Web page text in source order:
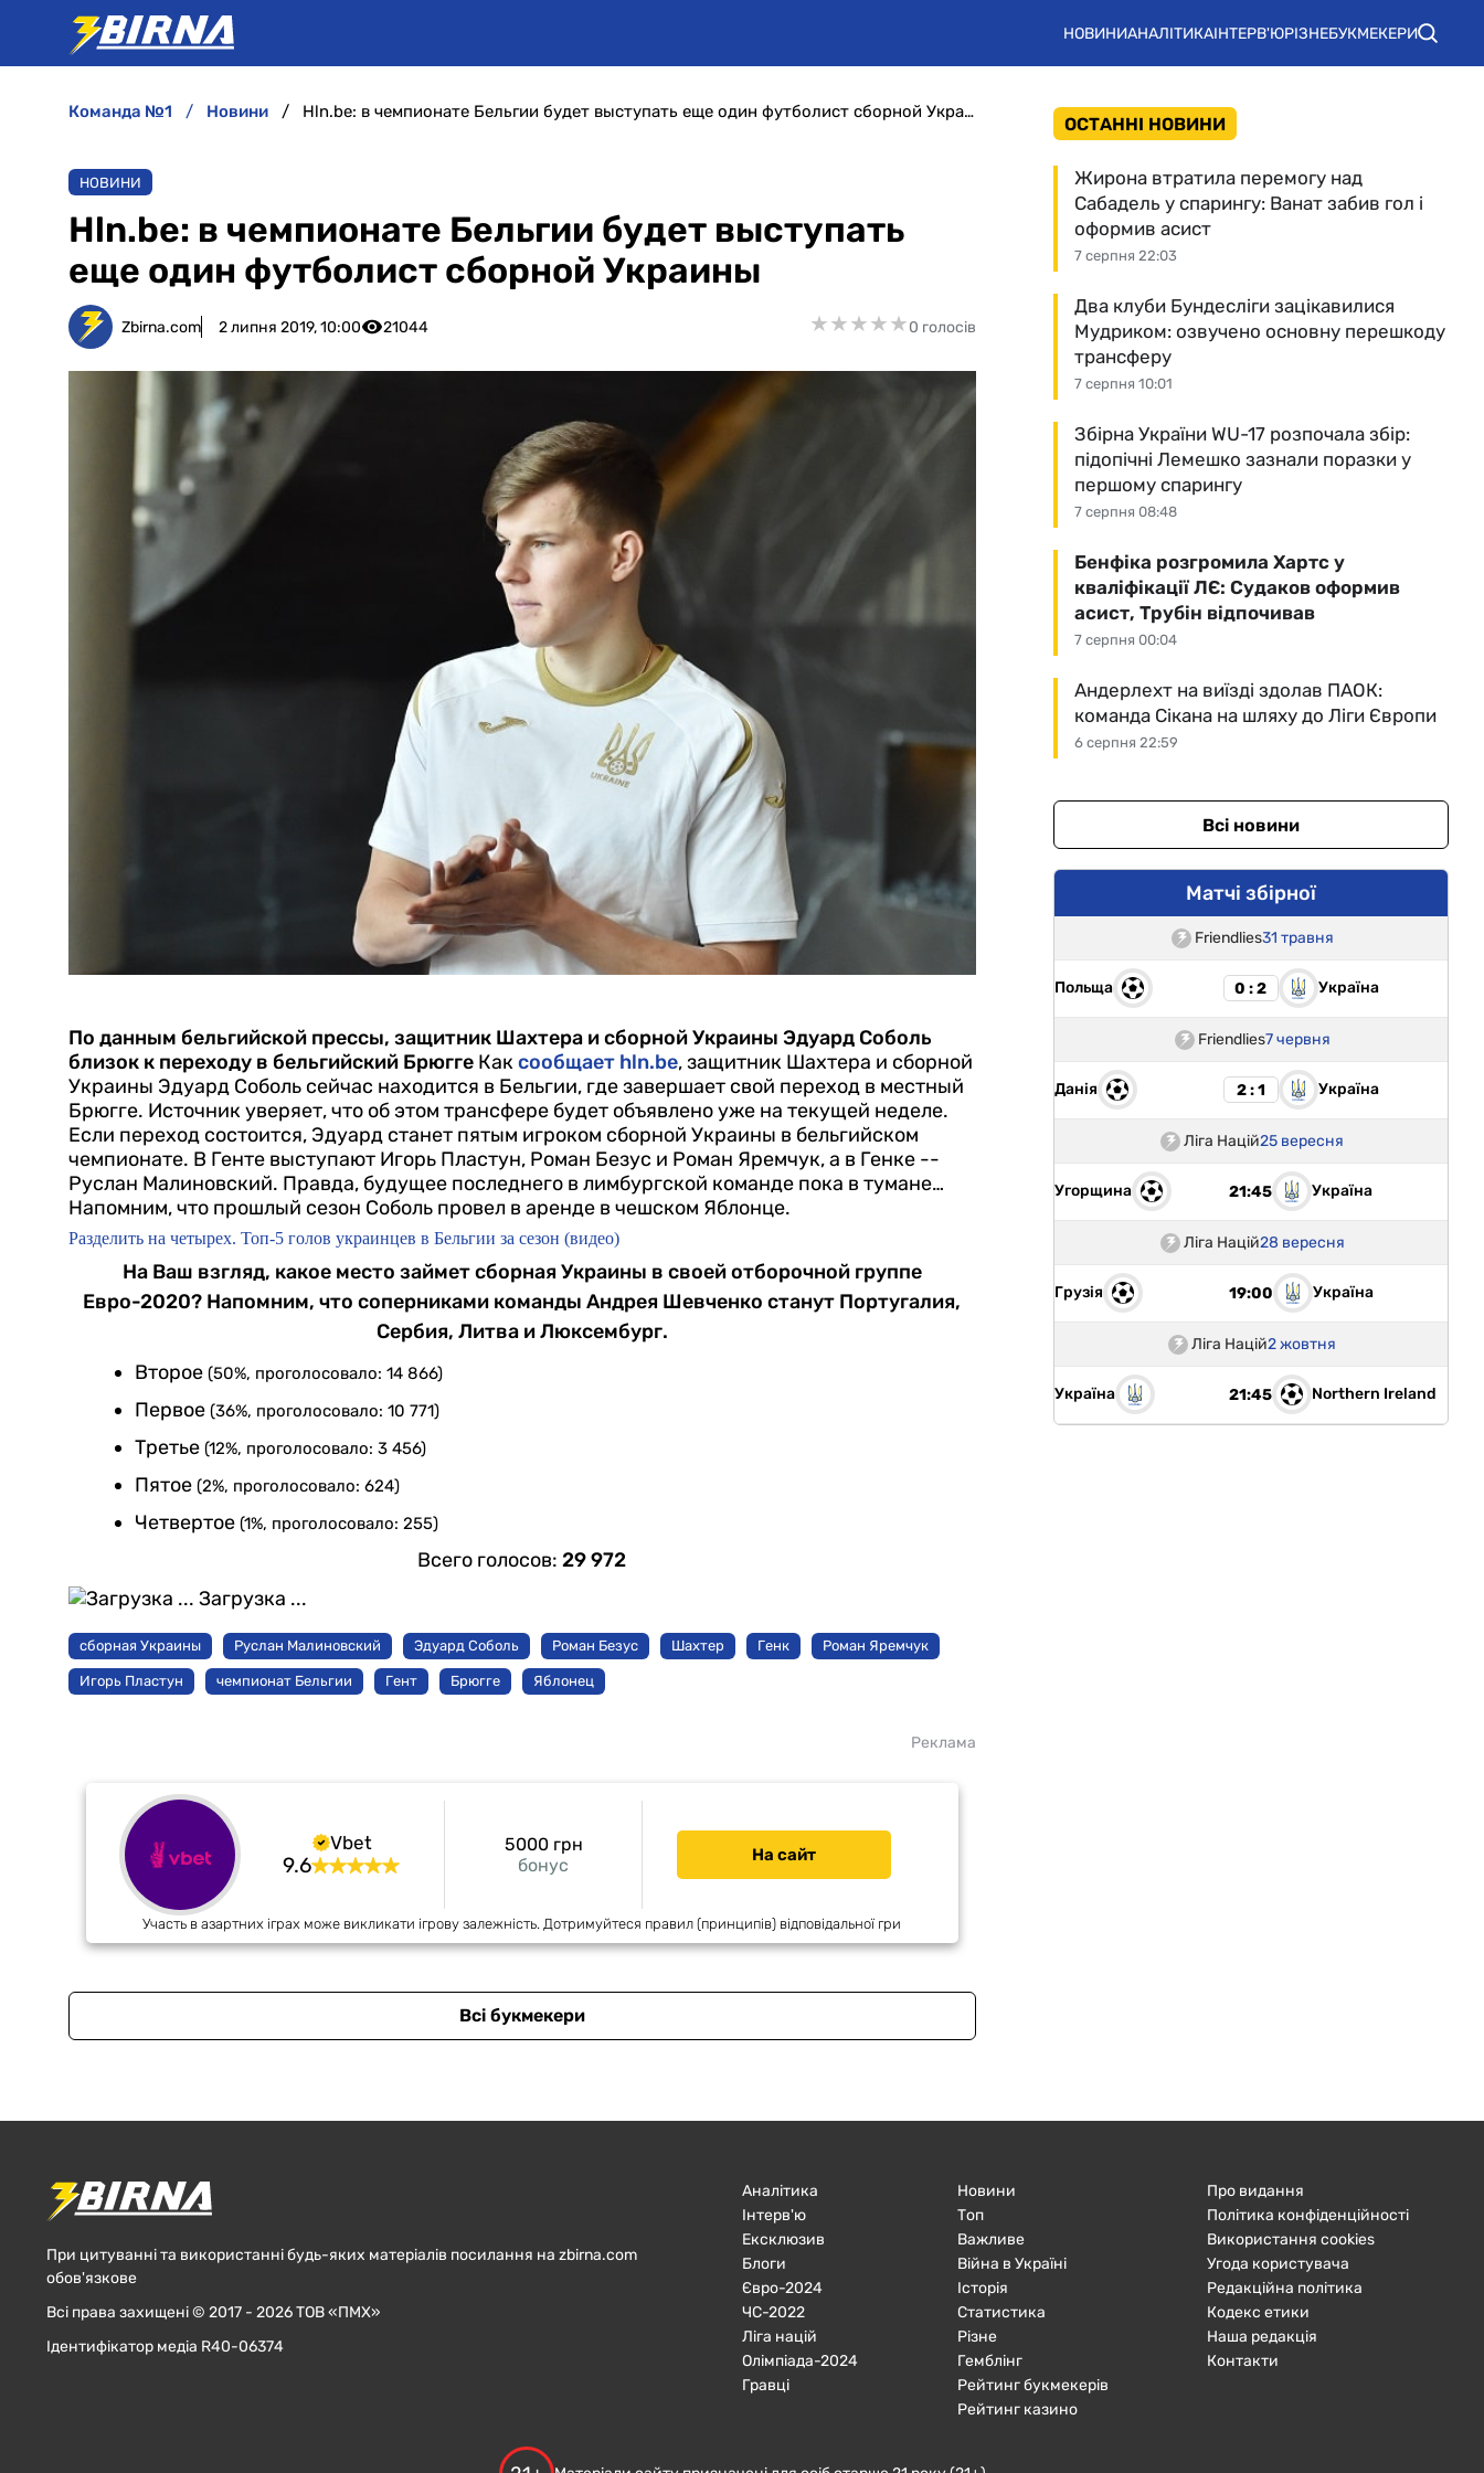
НОВИНИАНАЛІТИКАІНТЕРВ'ЮРІЗНЕБУКМЕКЕРИ
команда №1 новини Hln.be: в чемпионате Бельгии будет выступать еще один футболист сборной Украины
НОВИНИ
Hln.be: в чемпионате Бельгии будет выступать
еще один футболист сборной Украины
Zbirna.com 2 липня 2019, 10:00 21044 ★★★★★
★★★★★0 голосів
По данным бельгийской прессы, защитник Шахтера и сборной Украины Эдуард Соболь
близок к переходу в бельгийский Брюгге Каксообщает hln.be, защитник Шахтера и сборной
Украины Эдуард Соболь сейчас находится в Бельгии, где завершает свой переход в местный
Брюгге. Источник уверяет, что об этом трансфере будет объявлено уже на текущей неделе.
Если переход состоится, Эдуард станет пятым игроком сборной Украины в бельгийском
чемпионате. В Генте выступают Игорь Пластун, Роман Безус и Роман Яремчук, а в Генке --
Руслан Малиновский. Правда, будущее последнего в лимбургской команде пока в тумане…
Напомним, что прошлый сезон Соболь провел в аренде в чешском Яблонце.
Разделить на четырех. Топ-5 голов украинцев в Бельгии за сезон (видео)
На Ваш взгляд, какое место займет сборная Украины в своей отборочной группе
Евро-2020? Напомним, что соперниками команды Андрея Шевченко станут Португалия,
Сербия, Литва и Люксембург.
Второе (50%, проголосовало: 14 866)
Первое (36%, проголосовало: 10 771)
Третье (12%, проголосовало: 3 456)
Пятое (2%, проголосовало: 624)
Четвертое (1%, проголосовало: 255)
Всего голосов:29 972
Загрузка ...
сборная Украины Руслан Малиновский Эдуард Соболь Роман Безус Шахтер Генк Роман Яремчук
Игорь Пластун чемпионат Бельгии Гент Брюгге Яблонец
Реклама
Vbet
9.6 бонус
5000 грн На сайт
Участь в азартних іграх може викликати ігрову залежність. Дотримуйтеся правил (принципів) відповідальної гри
Всі букмекери
ОСТАННІ НОВИНИ
7 серпня 22:03
Жирона втратила перемогу над
Сабадель у спарингу: Ванат забив гол і
оформив асист
7 серпня 10:01
Два клуби Бундесліги зацікавилися
Мудриком: озвучено основну перешкоду
трансферу
7 серпня 08:48
Збірна України WU-17 розпочала збір:
підопічні Лемешко зазнали поразки у
першому спарингу
7 серпня 00:04
Бенфіка розгромила Хартс у
кваліфікації ЛЄ: Судаков оформив
асист, Трубін відпочивав
6 серпня 22:59
Андерлехт на виїзді здолав ПАОК:
команда Сікана на шляху до Ліги Європи
Всі новини
Матчі збірної
Friendlies31 травня
Польща 0 : 2 Україна
Friendlies7 червня
Данія 2 : 1 Україна
Ліга Націй25 вересня
Угорщина 21:45 Україна
Ліга Націй28 вересня
Грузія 19:00 Україна
Ліга Націй2 жовтня
Україна 21:45 Northern Ireland
При цитуванні та використанні будь-яких матеріалів посилання на zbirna.com
обов'язкове
Всі права захищені © 2017 - 2026 ТОВ «ПМХ»
Ідентифікатор медіа R40-06374
Аналітика
Інтерв'ю
Ексклюзив
Блоги
Євро-2024
ЧC-2022
Ліга націй
Олімпіада-2024
Гравці
Новини
Топ
Важливе
Війна в Україні
Історія
Статистика
Різне
Гемблінг
Рейтинг букмекерів
Рейтинг казино
Про видання
Політика конфіденційності
Використання cookies
Угода користувача
Редакційна політика
Кодекс етики
Наша редакція
Контакти